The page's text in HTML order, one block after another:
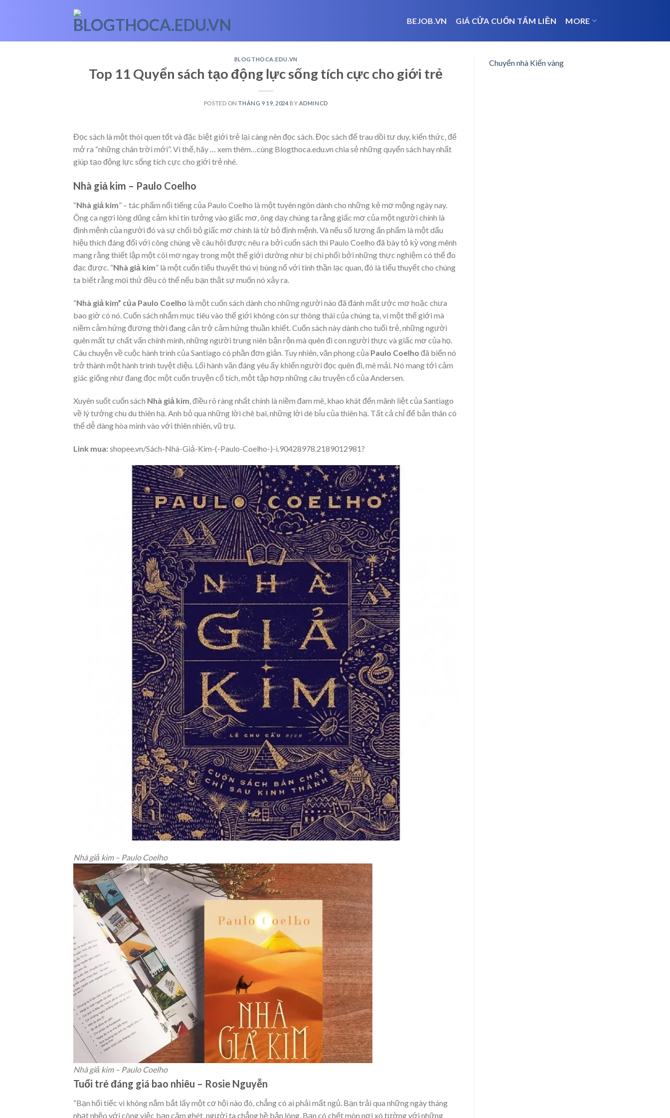
BEJOB.VN GIÁ CỬA CUỐN TẤM LIỀN MORE
BLOGTHOCA.EDU.VN
Top 11 Quyển sách tạo động lực sống tích cực cho giới trẻ
POSTED ONTHÁNG 9 19, 2024 BY ADMINCD
Đọc sách là một thói quen tốt và đặc biệt giới trẻ lại càng nên đọc sách. Đọc sách để trau dồi tư duy, kiến thức, để
mở ra “những chân trời mới”. Vì thế, hãy
… xem thêm… cùng Blogthoca.edu.vn chia sẻ những quyển sách hay nhất
giúp tạo động lực sống tích cực cho giới trẻ nhé.
Nhà giả kim – Paulo Coelho
“Nhà giả kim” – tác phẩm nổi tiếng của Paulo Coelho là một tuyên ngôn dành cho những kẻ mơ mộng ngày nay.
Ông ca ngợi lòng dũng cảm khi tin tưởng vào giấc mơ, ông dạy chúng ta rằng giấc mơ của một người chính là
định mệnh của người đó và sự chối bỏ giấc mơ chính là từ bỏ định mệnh. Và nếu số lượng ấn phẩm là một dấu
hiệu thích đáng đối với công chúng về câu hỏi được nêu ra bởi cuốn sách thì Paulo Coelho đã bày tỏ kỳ vọng mênh
mang rằng thiết lập một cõi mơ ngay trong một thế giới dường như bị chi phối bởi những thực nghiệm có thể đo
đạc được. “Nhà giả kim” là một cuốn tiểu thuyết thú vị bùng nổ với tinh thần lạc quan, đó là tiểu thuyết cho chúng
ta biết rằng mọi thứ đều có thể nếu bạn thật sự muốn nó xảy ra.
“Nhà giả kim” của Paulo Coelho là một cuốn sách dành cho những người nào đã đánh mất ước mơ hoặc chưa
bao giờ có nó. Cuốn sách nhắm mục tiêu vào thế giới không còn sự thông thái của chúng ta, vì một thế giới mà
niềm cảm hứng đương thời đang cản trở cảm hứng thuần khiết. Cuốn sách này dành cho tuổi trẻ, những người
quên mất tự chất vấn chính mình, những người trung niên bận rộn mà quên đi con người thực và giấc mơ của họ.
Câu chuyện về cuộc hành trình của Santiago có phần đơn giản. Tuy nhiên, văn phong của Paulo Coelho đã biến nó
trở thành một hành trình tuyệt diệu. Lối hành văn đáng yêu ấy khiến người đọc quên đi, mê mải. Nó mang tới cảm
giác giống như đang đọc một cuốn truyện cổ tích, một tập hợp những câu truyện cổ của Andersen.
Xuyên suốt cuốn sách Nhà giả kim, điều rõ ràng nhất chính là niềm đam mê, khao khát đến mãnh liệt của Santiago
về lý tưởng chu du thiên hạ. Anh bỏ qua những lời chê bai, những lời dè bỉu của thiên hạ. Tất cả chỉ để bản thân có
thể dễ dàng hòa mình vào với thiên nhiên, vũ trụ.
Link mua:shopee.vn/Sách-Nhà-Giả-Kim-(-Paulo-Coelho-)-i.90428978.2189012981?
Nhà giả kim – Paulo Coelho
Nhà giả kim – Paulo Coelho
Tuổi trẻ đáng giá bao nhiêu – Rosie Nguyễn
“Bạn hối tiếc vì không nắm bắt lấy một cơ hội nào đó, chẳng có ai phải mất ngủ. Bạn trải qua những ngày tháng
nhạt nhẽo với công việc bạn căm ghét, người ta chẳng hề bận lòng. Bạn có chết mòn nơi xó tường với những
Chuyển nhà Kiến vàng